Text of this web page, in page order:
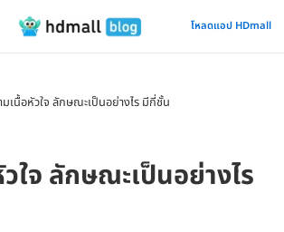
โหลดแอป HDmall
มเนื้อหัวใจ ลักษณะเป็นอย่างไร มีกี่ชั้น
ใจ ลักษณะเป็นอย่างไร